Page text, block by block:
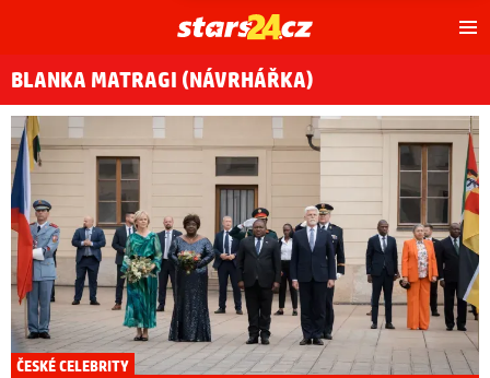
BLANKA MATRAGI (NÁVRHÁŘKA)
ČESKÉ CELEBRITY